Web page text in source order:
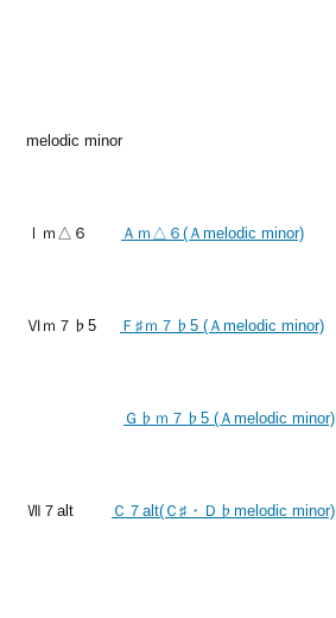
melodic minor
Ⅰｍ△６ Ａｍ△６(Ａmelodic minor)
Ⅵｍ７♭5 Ｆ♯ｍ７♭5 (Ａmelodic minor)
Ｇ♭ｍ７♭5 (Ａmelodic minor)
Ⅶ７alt Ｃ７alt(Ｃ♯・Ｄ♭melodic minor)